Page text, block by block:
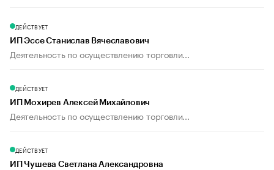
ДЕЙСТВУЕТ
ИП Эссе Станислав Вячеславович
Деятельность по осуществлению торговли...
ДЕЙСТВУЕТ
ИП Мохирев Алексей Михайлович
Деятельность по осуществлению торговли...
ДЕЙСТВУЕТ
ИП Чушева Светлана Александровна